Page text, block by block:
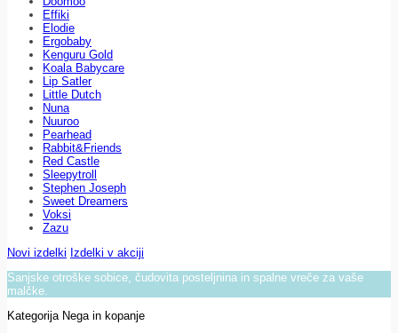
Effiki
Elodie
Ergobaby
Kenguru Gold
Koala Babycare
Lip Satler
Little Dutch
Nuna
Nuuroo
Pearhead
Rabbit&Friends
Red Castle
Sleepytroll
Stephen Joseph
Sweet Dreamers
Voksi
Zazu
Novi izdelki Izdelki v akciji
Sanjske otroške sobice, čudovita posteljnina in spalne vreče za vaše
malčke.
Kategorija Nega in kopanje